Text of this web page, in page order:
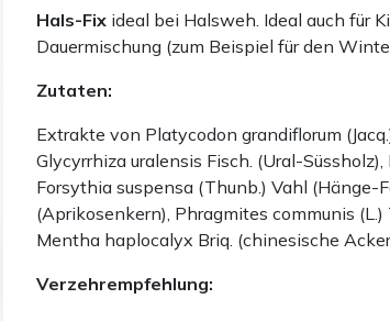
Hals-Fix ideal bei Halsweh. Ideal auch für
Dauermischung (zum Beispiel für den
Zutaten:
Extrakte von Platycodon grandiflorum
Glycyrrhiza uralensis Fisch. (Ural-Süssholz),
Forsythia suspensa (Thunb.) Vahl (Hänge-
(Aprikosenkern), Phragmites communis (L.)
Mentha haplocalyx Briq. (chinesische
Verzehrempfehlung: